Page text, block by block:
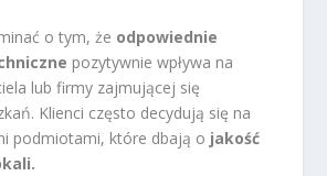
o tym, że odpowiednie
pozytywnie wpływa na
lub firmy zajmującej się
Klienci często decydują się na
podmiotami, które dbają o jakość